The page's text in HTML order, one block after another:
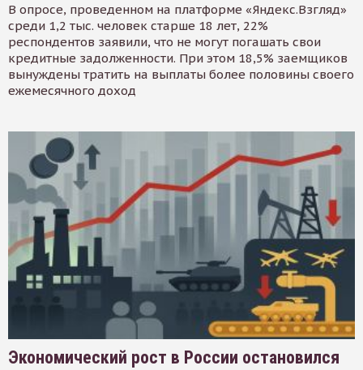
В опросе, проведенном на платформе «Яндекс.Взгляд»
среди 1,2 тыс. человек старше 18 лет, 22%
респондентов заявили, что не могут погашать свои
кредитные задолженности. При этом 18,5% заемщиков
вынуждены тратить на выплаты более половины своего
ежемесячного доход
Экономический рост в России остановился